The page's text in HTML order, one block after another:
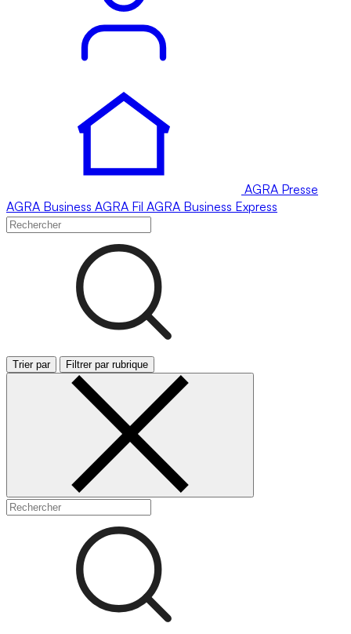
AGRA Presse
AGRA Business AGRA Fil AGRA Business Express
Trier par Filtrer par rubrique